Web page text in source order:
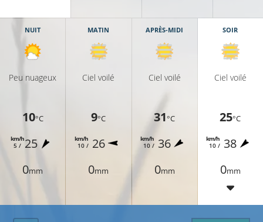
NUIT
Peu nuageux
10°C
5 /
km/h25
0mm
MATIN
Ciel voilé
9°C
10 /
km/h 26
0mm
APRÈS-MIDI
Ciel voilé
31°C
10 /
km/h 36
0mm
SOIR
Ciel voilé
25°C
10 /
km/h 38
0mm